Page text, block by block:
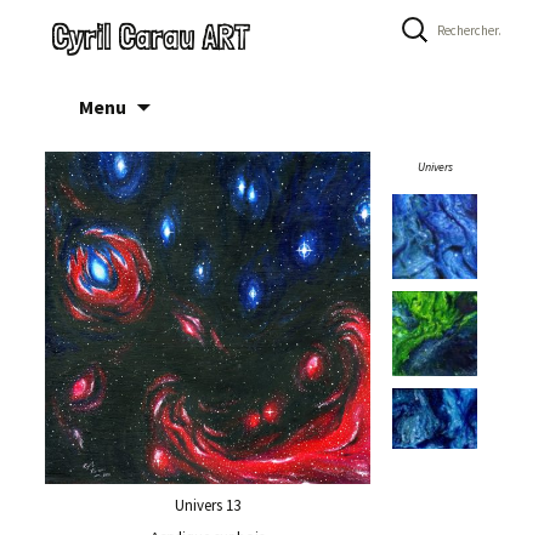
Cyril Carau ART Rechercher :
Menu
contenu
Univers 13
Univers